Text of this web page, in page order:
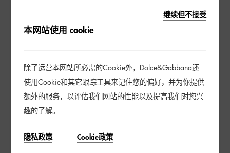
继续但不接受
本网站使用 cookie
除了运营本网站所必需的Cookie外，Dolce&Gabbana还
使用Cookie和其它跟踪工具来记住您的偏好，并为你提供
额外的服务，以评估我们网站的性能以及提高我们对您兴
趣的了解。
隐私政策 Cookie政策